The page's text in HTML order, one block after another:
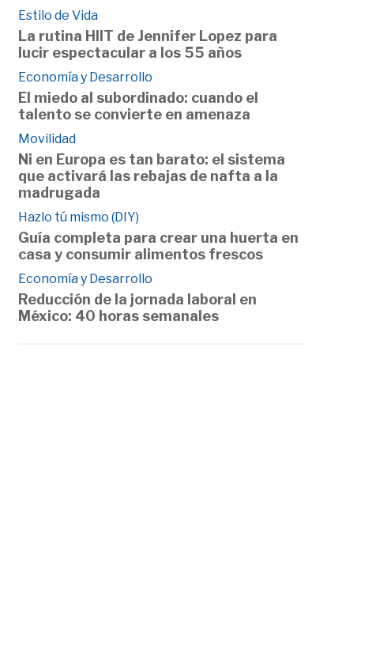
Estilo de Vida
La rutina HIIT de Jennifer Lopez para
lucir espectacular a los 55 años
Economía y Desarrollo
El miedo al subordinado: cuando el
talento se convierte en amenaza
Movilidad
Ni en Europa es tan barato: el sistema
que activará las rebajas de nafta a la
madrugada
Hazlo tú mismo (DIY)
Guía completa para crear una huerta en
casa y consumir alimentos frescos
Economía y Desarrollo
Reducción de la jornada laboral en
México: 40 horas semanales